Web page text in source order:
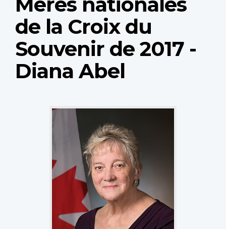
de la Croix du
Souvenir de 2017 -
Diana Abel
Memorial